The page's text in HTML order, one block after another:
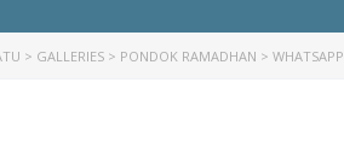
> GALLERIES > PONDOK RAMADHAN >